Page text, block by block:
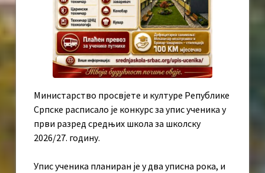
Министарство просвјете и културе Републике
Српске расписало је конкурс за упис ученика у
први разред средњих школа за школску
2026/27. годину.
Упис ученика планиран је у два уписна рока, и